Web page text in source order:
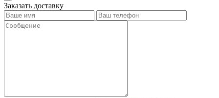
Заказать доставку